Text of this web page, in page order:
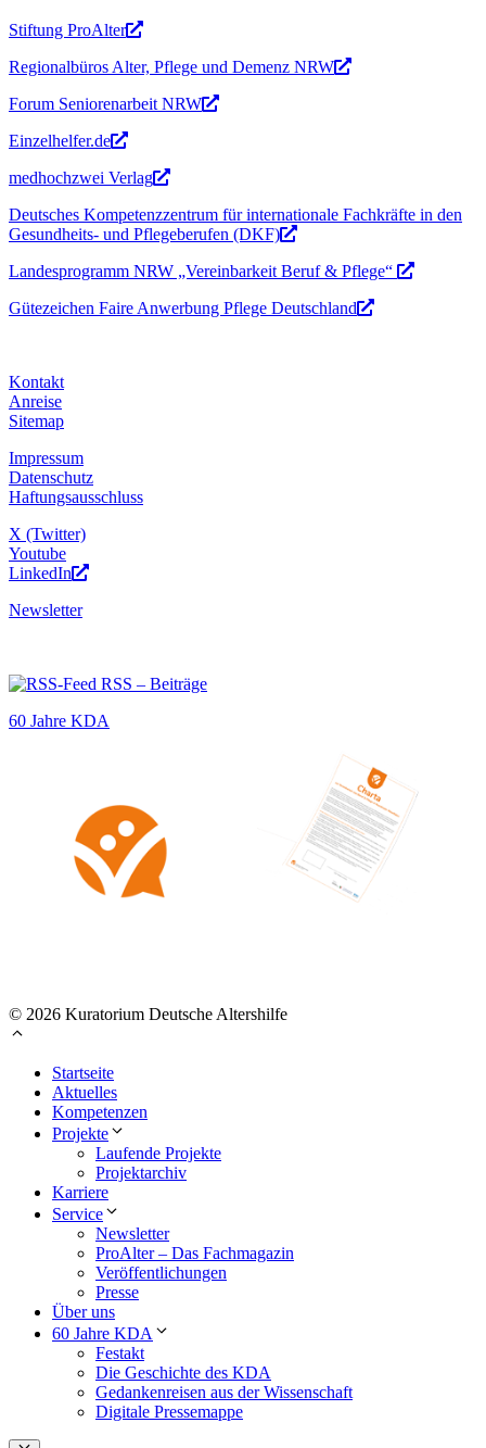
Stiftung ProAlter
Regionalbüros Alter, Pflege und Demenz NRW
Forum Seniorenarbeit NRW
Einzelhelfer.de
medhochzwei Verlag
Deutsches Kompetenzzentrum für internationale Fachkräfte in den
Gesundheits- und Pflegeberufen (DKF)
Landesprogramm NRW „Vereinbarkeit Beruf & Pflege“
Gütezeichen Faire Anwerbung Pflege Deutschland
Kontakt
Anreise
Sitemap
Impressum
Datenschutz
Haftungsausschluss
X (Twitter)
Youtube
LinkedIn
Newsletter
RSS – Beiträge
60 Jahre KDA
© 2026 Kuratorium Deutsche Altershilfe
Startseite
Aktuelles
Kompetenzen
Projekte
Laufende Projekte
Projektarchiv
Karriere
Service
Newsletter
ProAlter – Das Fachmagazin
Veröffentlichungen
Presse
Über uns
60 Jahre KDA
Festakt
Die Geschichte des KDA
Gedankenreisen aus der Wissenschaft
Digitale Pressemappe